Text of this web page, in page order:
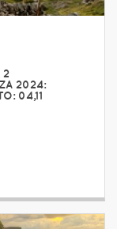
2
2024:
04,11